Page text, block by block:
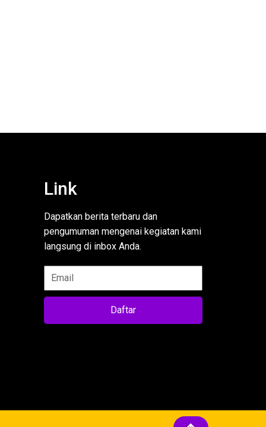
Link
Dapatkan berita terbaru dan
pengumuman mengenai kegiatan kami
langsung di inbox Anda.
Daftar